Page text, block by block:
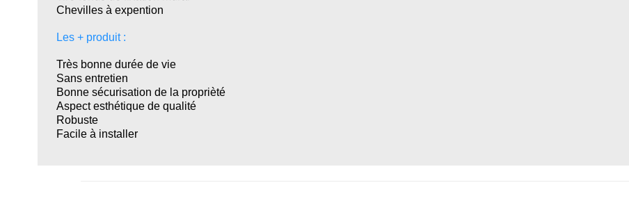
Chevilles à expention
Les + produit :
Très bonne durée de vie
Sans entretien
Bonne sécurisation de la proprièté
Aspect esthétique de qualité
Robuste
Facile à installer